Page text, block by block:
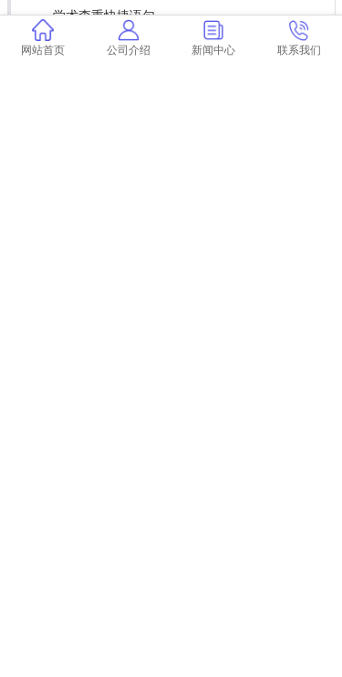
学术查重快捷语句
论文表格的文字查重吗
网站首页 公司介绍 新闻中心 联系我们